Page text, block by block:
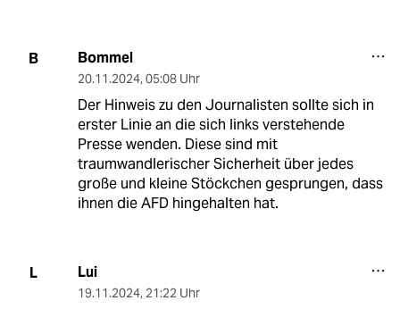
B Bommel
20.11.2024, 05:08 Uhr
Der Hinweis zu den Journalisten sollte sich in
erster Linie an die sich links verstehende
Presse wenden. Diese sind mit
traumwandlerischer Sicherheit über jedes
große und kleine Stöckchen gesprungen, dass
ihnen die AFD hingehalten hat.
L Lui
19.11.2024, 21:22 Uhr